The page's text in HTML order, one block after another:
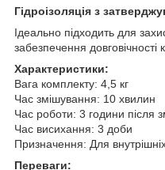
Гідроізоляція з
Ідеально підходить для
забезпечення довговічності
Характеристики:
Вага комплекту: 4,5 кг
Час змішування: 10 хвилин
Час роботи: 3 години після
Час висихання: 3 доби
Призначення: Для
Переваги: